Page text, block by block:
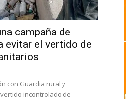
campaña de
evitar el vertido de
con Guardia rural y
incontrolado de